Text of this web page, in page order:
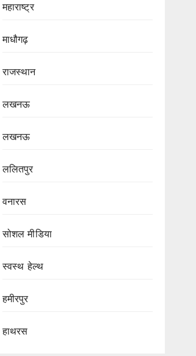
महाराष्ट्र
माधौगढ़
राजस्थान
लखनऊ
लखनऊ
ललितपुर
वनारस
सोशल मीडिया
स्वस्थ हेल्थ
हमीरपुर
हाथरस